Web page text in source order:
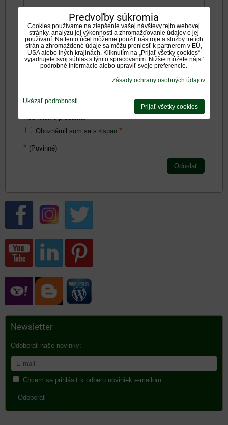
Zadajte prosím hodnotenie, výhody alebo zápory - aspoň
Hodnotenie produktu:
Oboznámil som sa s <span *
* (Povinné)
Odoslať
Newsletter
Odoberať naše novinky:
Chcem sa prihlásiť k odberu noviniek e-mailom
Odoberať
Predvoľby súkromia
Cookies používame na zlepšenie vašej návštevy tejto webovej
stránky, analýzu jej výkonnosti a zhromažďovanie údajov o jej
používaní. Na tento účel môžeme použiť nástroje a služby tretích
strán a zhromaždené údaje sa môžu preniesť k partnerom v EÚ,
USA alebo iných krajinách. Kliknutím na „Prijať všetky cookies“
vyjadrujete svoj súhlas s týmto spracovaním. Nižšie môžete nájsť
podrobné informácie alebo upraviť svoje preferencie.
Zásady ochrany osobných údajov
Ukázať podrobnosti
Prijať všetky cookies